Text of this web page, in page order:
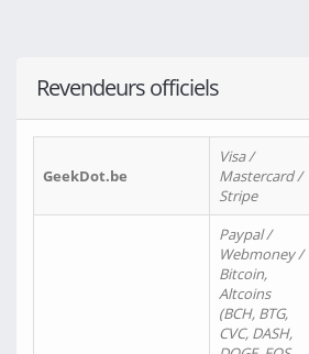
Revendeurs officiels
GeekDot.be
Visa /
Mastercard /
Stripe
Paypal /
Webmoney /
Bitcoin,
Altcoins
(BCH, BTG,
CVC, DASH,